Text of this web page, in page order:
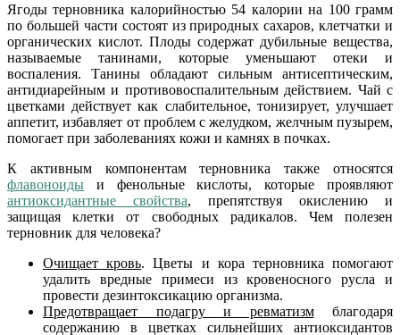
Ягоды терновника калорийностью 54 калории на 100 грамм
по большей части состоят из природных сахаров, клетчатки и
органических кислот. Плоды содержат дубильные вещества,
называемые танинами, которые уменьшают отеки и
воспаления. Танины обладают сильным антисептическим,
антидиарейным и противовоспалительным действием. Чай с
цветками действует как слабительное, тонизирует, улучшает
аппетит, избавляет от проблем с желудком, желчным пузырем,
помогает при заболеваниях кожи и камнях в почках.
К активным компонентам терновника также относятся
флавоноиды и фенольные кислоты, которые проявляют
антиоксидантные свойства, препятствуя окислению и
защищая клетки от свободных радикалов. Чем полезен
терновник для человека?
Очищает кровь. Цветы и кора терновника помогают
удалить вредные примеси из кровеносного русла и
провести дезинтоксикацию организма.
Предотвращает подагру и ревматизмблагодаря
содержанию в цветках сильнейших антиоксидантов